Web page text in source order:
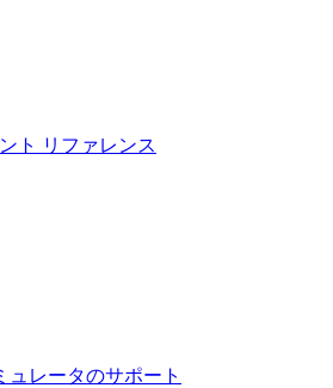
ト リファレンス
ュレータのサポート